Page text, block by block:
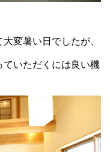
変暑い日でしたが、
いただくには良い機